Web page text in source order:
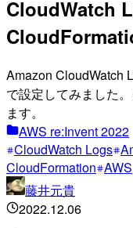
CloudWatch
Amazon CloudWatch
で設定してみました
ます。
AWS re:Invent 2022
CloudWatch Logs
CloudFormation AWS
藤井元貴
2022.12.06